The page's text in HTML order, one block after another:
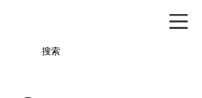
搜索